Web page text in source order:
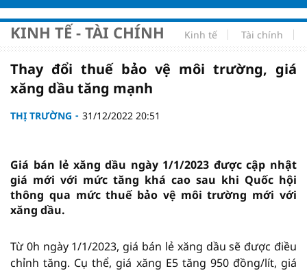
KINH TẾ - TÀI CHÍNH Kinh tế Tài chính
Thay đổi thuế bảo vệ môi trường, giá
xăng dầu tăng mạnh
THỊ TRƯỜNG 31/12/2022 20:51
Giá bán lẻ xăng dầu ngày 1/1/2023 được cập nhật
giá mới với mức tăng khá cao sau khi Quốc hội
thông qua mức thuế bảo vệ môi trường mới với
xăng dầu.
Từ 0h ngày 1/1/2023, giá bán lẻ xăng dầu sẽ được điều
chỉnh tăng. Cụ thể, giá xăng E5 tăng 950 đồng/lít, giá